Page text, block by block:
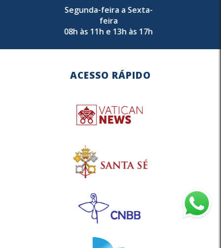
Segunda-feira a Sexta-
feira
08h às 11h e 13h às 17h
ACESSO RÁPIDO